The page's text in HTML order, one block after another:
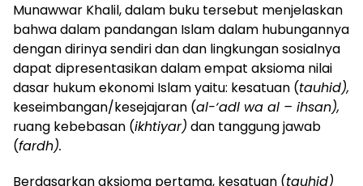
Munawwar Khalil, dalam buku tersebut menjelaskan
bahwa dalam pandangan Islam dalam hubungannya
dengan dirinya sendiri dan dan lingkungan sosialnya
dapat dipresentasikan dalam empat aksioma nilai
dasar hukum ekonomi Islam yaitu: kesatuan (tauhid),
keseimbangan/kesejajaran (al-‘adl wa al – ihsan),
ruang kebebasan (ikhtiyar) dan tanggung jawab
(fardh).
Berdasarkan aksioma pertama, kesatuan (tauhid)